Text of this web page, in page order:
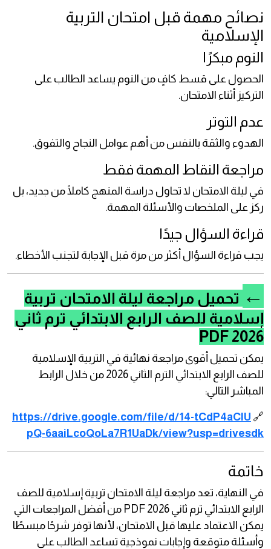
نصائح مهمة قبل امتحان التربية
الإسلامية
النوم مبكرًا
الحصول على قسط كافٍ من النوم يساعد الطالب على
التركيز أثناء الامتحان.
عدم التوتر
الهدوء والثقة بالنفس من أهم عوامل النجاح والتفوق.
مراجعة النقاط المهمة فقط
في ليلة الامتحان لا تحاول دراسة المنهج كاملًا من جديد، بل
ركز على الملخصات والأسئلة المهمة.
قراءة السؤال جيدًا
يجب قراءة السؤال أكثر من مرة قبل الإجابة لتجنب الأخطاء.
← تحميل مراجعة ليلة الامتحان تربية
إسلامية للصف الرابع الابتدائي ترم ثاني
2026 PDF
يمكن تحميل أقوى مراجعة نهائية في التربية الإسلامية
للصف الرابع الابتدائي الترم الثاني 2026 من خلال الرابط
المباشر التالي:
🔗
https://drive.google.com/file/d/14-tCdP4aClU
pQ-6aaiLcoQoLa7R1UaDk/view?usp=drivesdk
خاتمة
في النهاية، تعد مراجعة ليلة الامتحان تربية إسلامية للصف
الرابع الابتدائي ترم ثاني 2026 PDF من أفضل المراجعات التي
يمكن الاعتماد عليها قبل الامتحان، لأنها توفر شرحًا مبسطًا
وأسئلة متوقعة وإجابات نموذجية تساعد الطالب على